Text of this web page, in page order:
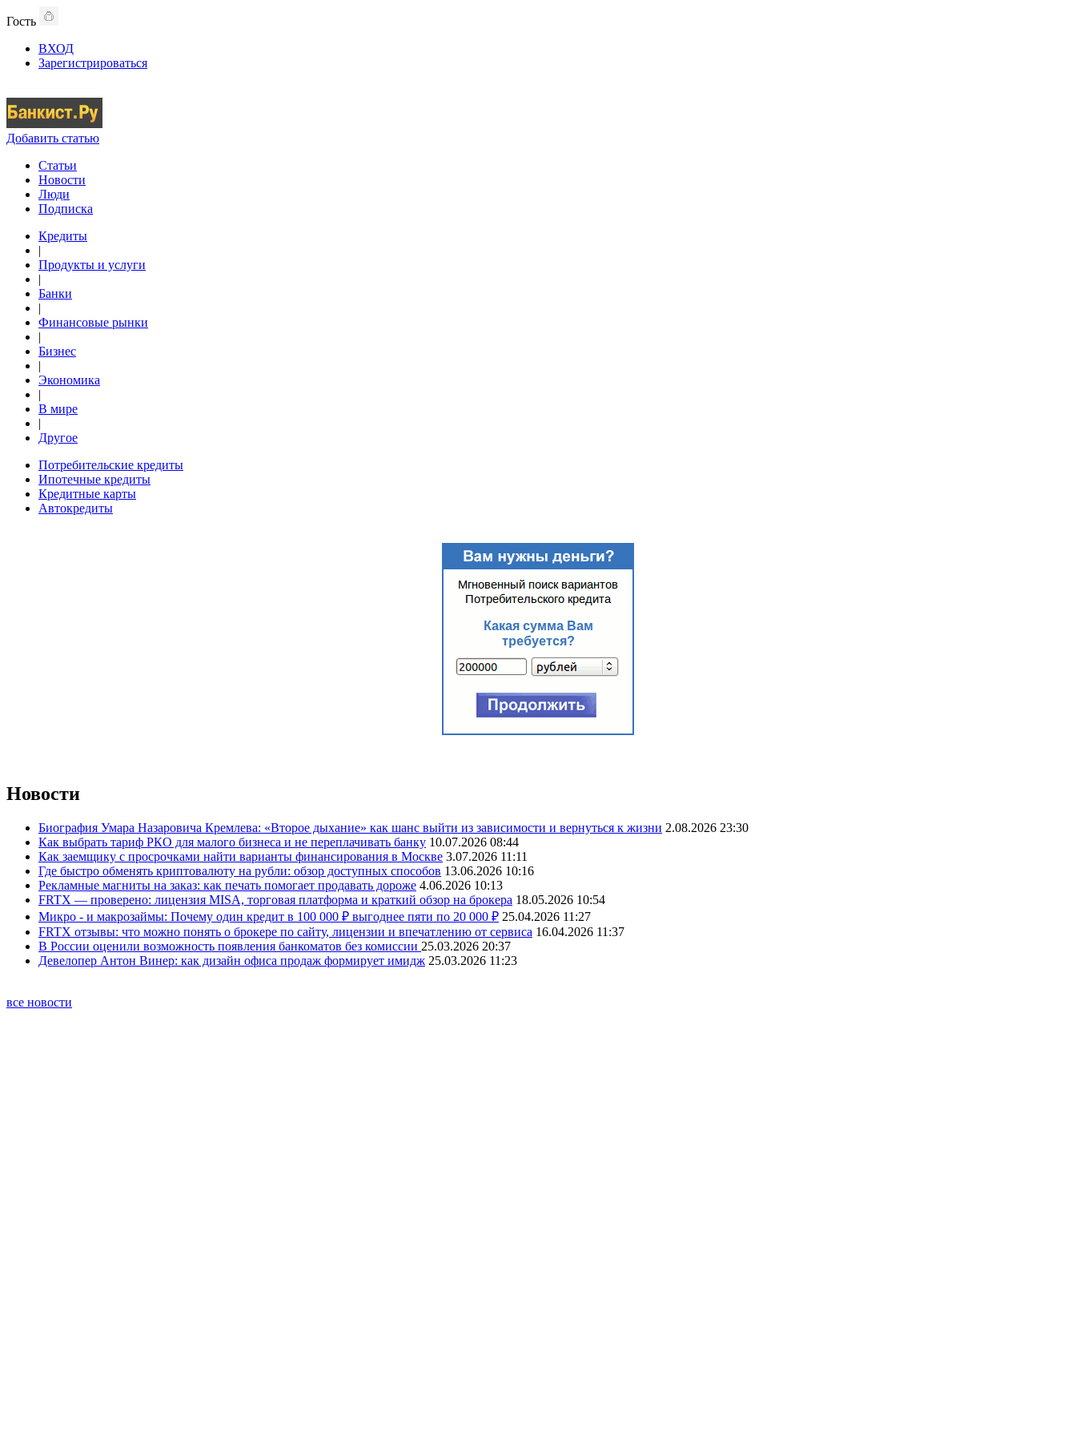
Гость
ВХОД
Зарегистрироваться
Добавить статью
Статьи
Новости
Люди
Подписка
Кредиты
|
Продукты и услуги
|
Банки
|
Финансовые рынки
|
Бизнес
|
Экономика
|
В мире
|
Другое
Потребительские кредиты
Ипотечные кредиты
Кредитные карты
Автокредиты
Новости
Биография Умара Назаровича Кремлева: «Второе дыхание» как шанс выйти из зависимости и вернуться к жизни 2.08.2026 23:30
Как выбрать тариф РКО для малого бизнеса и не переплачивать банку 10.07.2026 08:44
Как заемщику с просрочками найти варианты финансирования в Москве 3.07.2026 11:11
Где быстро обменять криптовалюту на рубли: обзор доступных способов 13.06.2026 10:16
Рекламные магниты на заказ: как печать помогает продавать дороже 4.06.2026 10:13
FRTX — проверено: лицензия MISA, торговая платформа и краткий обзор на брокера 18.05.2026 10:54
Микро - и макрозаймы: Почему один кредит в 100 000 ₽ выгоднее пяти по 20 000 ₽ 25.04.2026 11:27
FRTX отзывы: что можно понять о брокере по сайту, лицензии и впечатлению от сервиса 16.04.2026 11:37
В России оценили возможность появления банкоматов без комиссии 25.03.2026 20:37
Девелопер Антон Винер: как дизайн офиса продаж формирует имидж 25.03.2026 11:23
все новости